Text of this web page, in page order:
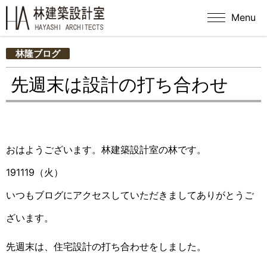
Menu
林隆ブログ
先週末は設計の打ち合わせ
おはようございます。林建築設計室の林です。
191119（火）
いつもブログにアクセスしていただきましてありがとうご
ざいます。
先週末は、住宅設計の打ち合わせをしました。